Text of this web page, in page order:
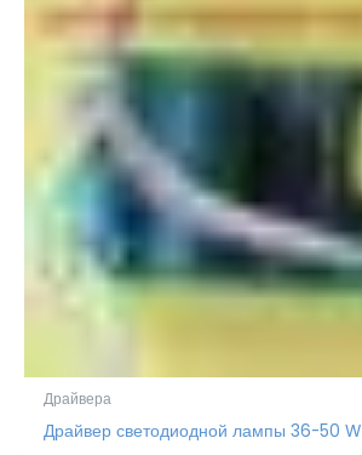
Драйвера
Драйвер светодиодной лампы 36-50 W